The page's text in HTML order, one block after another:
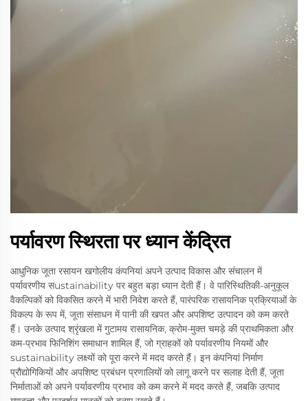
पर्यावरण स्थिरता पर ध्यान केंद्रित
आधुनिक जूता रसायन खगोलीय कंपनियां अपने उत्पाद विकास और संचालन में
पर्यावरणीय सustainability पर बहुत बड़ा ध्यान देती हैं। वे पारिस्थितिकी-अनुकूल
वैकल्पिकों को विकसित करने में भारी निवेश करते हैं, पारंपरिक रासायनिक प्रक्रियाओं के
विकल्प के रूप में, जूता संसाधन में पानी की खपत और अपशिष्ट उत्पादन को कम करते
हैं। उनके उत्पाद श्रृंखला में गुटामय रासायनिक, क्रोम-मुक्त चमड़े की प्राथमिकता और
कम-प्रभाव फिनिशिंग समाधान शामिल हैं, जो ग्राहकों को पर्यावरणीय नियमों और
sustainability लक्ष्यों को पूरा करने में मदद करते हैं। इन कंपनियां निर्माण
प्रौद्योगिकियों और अपशिष्ट प्रबंधन प्रणालियों को लागू करने पर सलाह देती हैं, जूता
निर्माताओं को अपने पर्यावरणीय प्रभाव को कम करने में मदद करते हैं, जबकि उत्पाद